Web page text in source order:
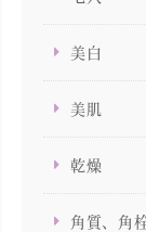
美白
美肌
乾燥
角質、角